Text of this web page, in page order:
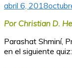
abril 6, 2018
Por Christian D.
Parashat Shminí,
en el siguiente quiz: